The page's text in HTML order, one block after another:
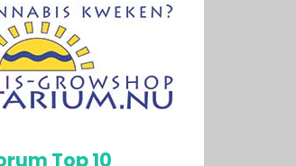
Top 10